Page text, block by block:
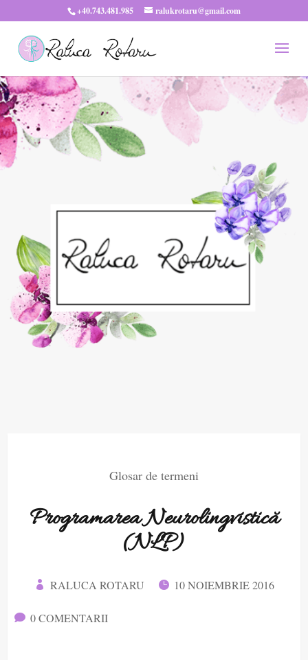
+40.743.481.985 ralukrotaru@gmail.com
Glosar de termeni
Programarea Neurolingvistică
(NLP)
 RALUCA ROTARU  10 NOIEMBRIE 2016
 0 COMENTARII